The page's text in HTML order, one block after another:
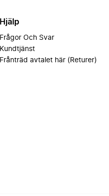
Hjälp
Frågor Och Svar
Kundtjänst
Frånträd avtalet här (Returer)